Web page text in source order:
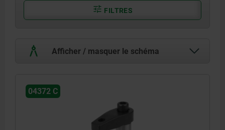
FILTRES
Afficher / masquer le schéma
04372 C